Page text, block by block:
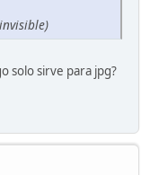
solo sirve para jpg?